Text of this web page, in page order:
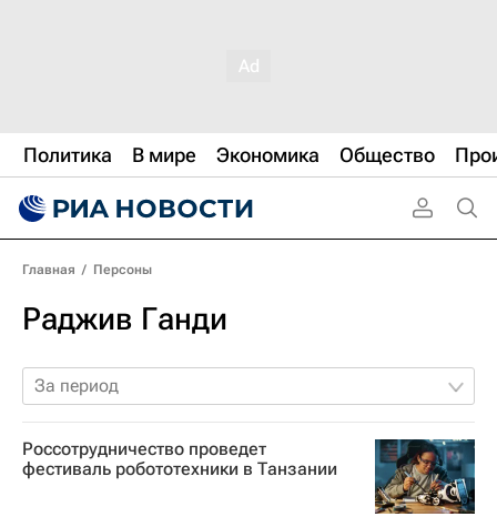
Политика В мире Экономика Общество
Главная / Персоны
Раджив Ганди
За период
Россотрудничество проведет
фестиваль робототехники в Танзании